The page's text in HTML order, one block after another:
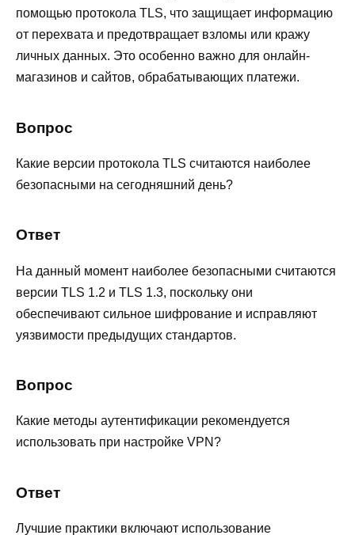
помощью протокола TLS, что защищает информацию
от перехвата и предотвращает взломы или кражу
личных данных. Это особенно важно для онлайн-
магазинов и сайтов, обрабатывающих платежи.
Вопрос
Какие версии протокола TLS считаются наиболее
безопасными на сегодняшний день?
Ответ
На данный момент наиболее безопасными считаются
версии TLS 1.2 и TLS 1.3, поскольку они
обеспечивают сильное шифрование и исправляют
уязвимости предыдущих стандартов.
Вопрос
Какие методы аутентификации рекомендуется
использовать при настройке VPN?
Ответ
Лучшие практики включают использование